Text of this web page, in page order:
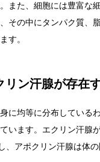
また、細胞には豊富な
その中にタンパク質、
す。
リン汗腺が存在
に均等に分布している
ています。エクリン汗腺
、アポクリン汗腺は体